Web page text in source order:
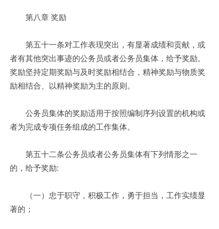
第八章 奖励
第五十一条对工作表现突出，有显著成绩和贡献，或
者有其他突出事迹的公务员或者公务员集体，给予奖励。
奖励坚持定期奖励与及时奖励相结合，精神奖励与物质奖
励相结合、以精神奖励为主的原则。
公务员集体的奖励适用于按照编制序列设置的机构或
者为完成专项任务组成的工作集体。
第五十二条公务员或者公务员集体有下列情形之一
的，给予奖励:
（一）忠于职守，积极工作，勇于担当，工作实绩显
著的；